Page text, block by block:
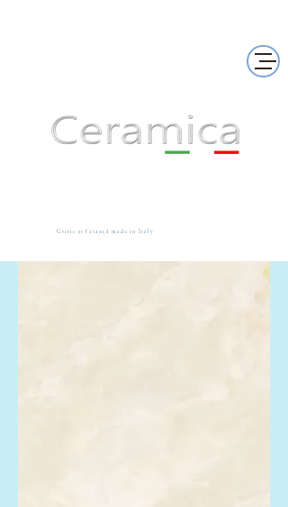
Gresie și faianță made in Italy